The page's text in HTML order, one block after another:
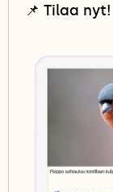
📌 Tilaa nyt!